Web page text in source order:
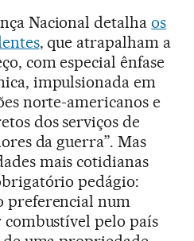
Nacional detalhaos
, que atrapalham a
com especial ênfase
impulsionada em
norte-americanos e
dos serviços de
da guerra”. Mas
mais cotidianas
pedágio:
preferencial num
pelo país